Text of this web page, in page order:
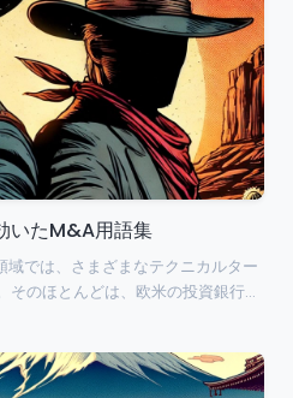
いたM&A用語集
域では、さまざまなテクニカルター
そのほとんどは、欧米の投資銀行…